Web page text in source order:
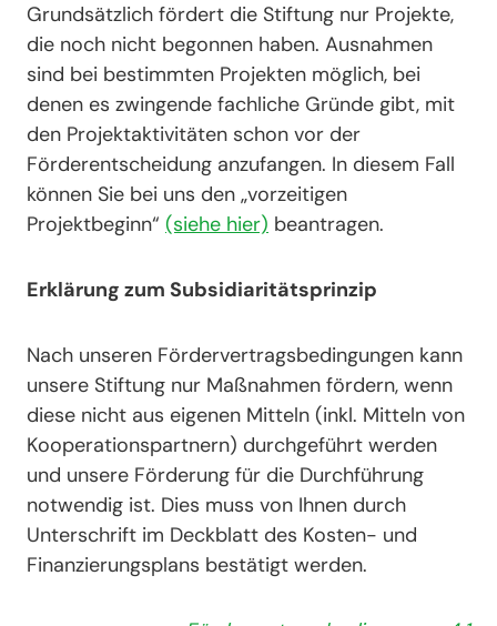
Grundsätzlich fördert die Stiftung nur Projekte,
die noch nicht begonnen haben. Ausnahmen
sind bei bestimmten Projekten möglich, bei
denen es zwingende fachliche Gründe gibt, mit
den Projektaktivitäten schon vor der
Förderentscheidung anzufangen. In diesem Fall
können Sie bei uns den „vorzeitigen
Projektbeginn“ (siehe hier) beantragen.
Erklärung zum Subsidiaritätsprinzip
Nach unseren Fördervertragsbedingungen kann
unsere Stiftung nur Maßnahmen fördern, wenn
diese nicht aus eigenen Mitteln (inkl. Mitteln von
Kooperationspartnern) durchgeführt werden
und unsere Förderung für die Durchführung
notwendig ist. Dies muss von Ihnen durch
Unterschrift im Deckblatt des Kosten- und
Finanzierungsplans bestätigt werden.